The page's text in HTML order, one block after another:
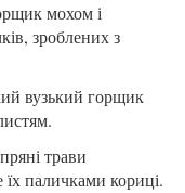
мохом і
зроблених з
вузький горщик
трави
їх паличками кориці.